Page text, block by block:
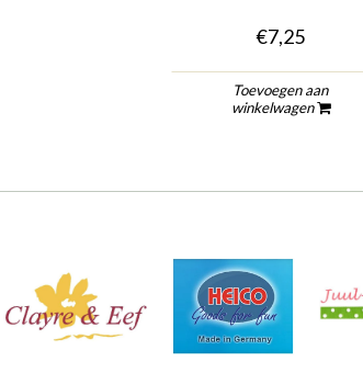
€7,25
Toevoegen aan
winkelwagen